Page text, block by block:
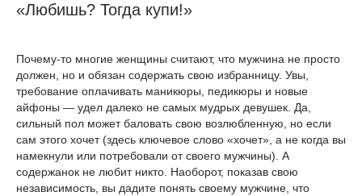
«Любишь? Тогда купи!»
Почему-то многие женщины считают, что мужчина не просто
должен, но и обязан содержать свою избранницу. Увы,
требование оплачивать маникюры, педикюры и новые
айфоны — удел далеко не самых мудрых девушек. Да,
сильный пол может баловать свою возлюбленную, но если
сам этого хочет (здесь ключевое слово «хочет», а не когда вы
намекнули или потребовали от своего мужчины). А
содержанок не любит никто. Наоборот, показав свою
независимость, вы дадите понять своему мужчине, что